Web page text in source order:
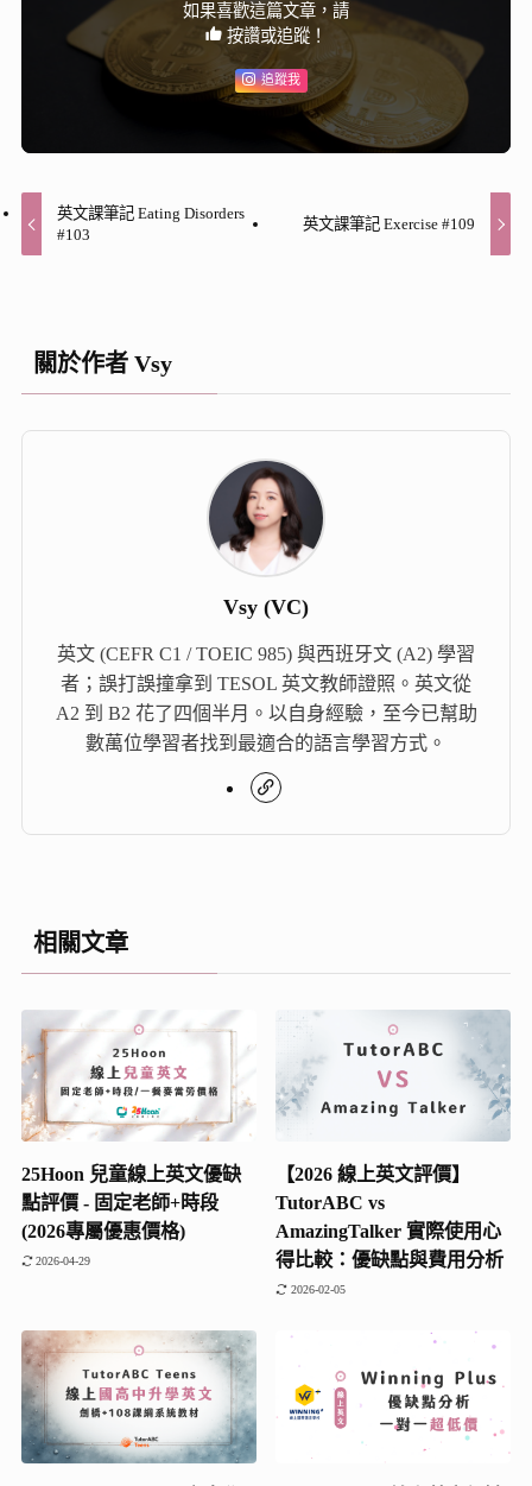
如果喜歡這篇文章，請
按讚或追蹤！
追蹤我
英文課筆記 Eating Disorders
#103
英文課筆記 Exercise #109
關於作者 Vsy
Vsy (VC)
英文 (CEFR C1 / TOEIC 985) 與西班牙文 (A2) 學習
者；誤打誤撞拿到 TESOL 英文教師證照。英文從
A2 到 B2 花了四個半月。以自身經驗，至今已幫助
數萬位學習者找到最適合的語言學習方式。
相關文章
25Hoon 兒童線上英文優缺
點評價 - 固定老師+時段
(2026專屬優惠價格)
2026-04-29
【2026 線上英文評價】
TutorABC vs
AmazingTalker 實際使用心
得比較：優缺點與費用分析
2026-02-05